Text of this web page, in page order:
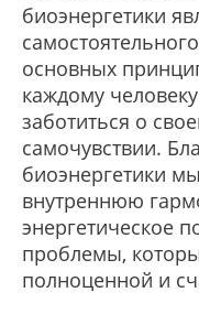
биоэнергетики
основных
каждому
заботиться о
самочувствии.
биоэнергетики
внутреннюю
энергетическое
проблемы,
полноценной и